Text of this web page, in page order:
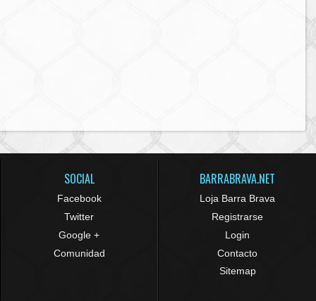
SOCIAL
Facebook
Twitter
Google +
Comunidad
BARRABRAVA.NET
Loja Barra Brava
Registrarse
Login
Contacto
Sitemap